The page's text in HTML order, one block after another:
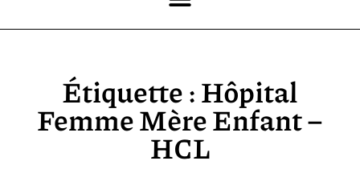
Étiquette : Hôpital
Femme Mère Enfant –
HCL